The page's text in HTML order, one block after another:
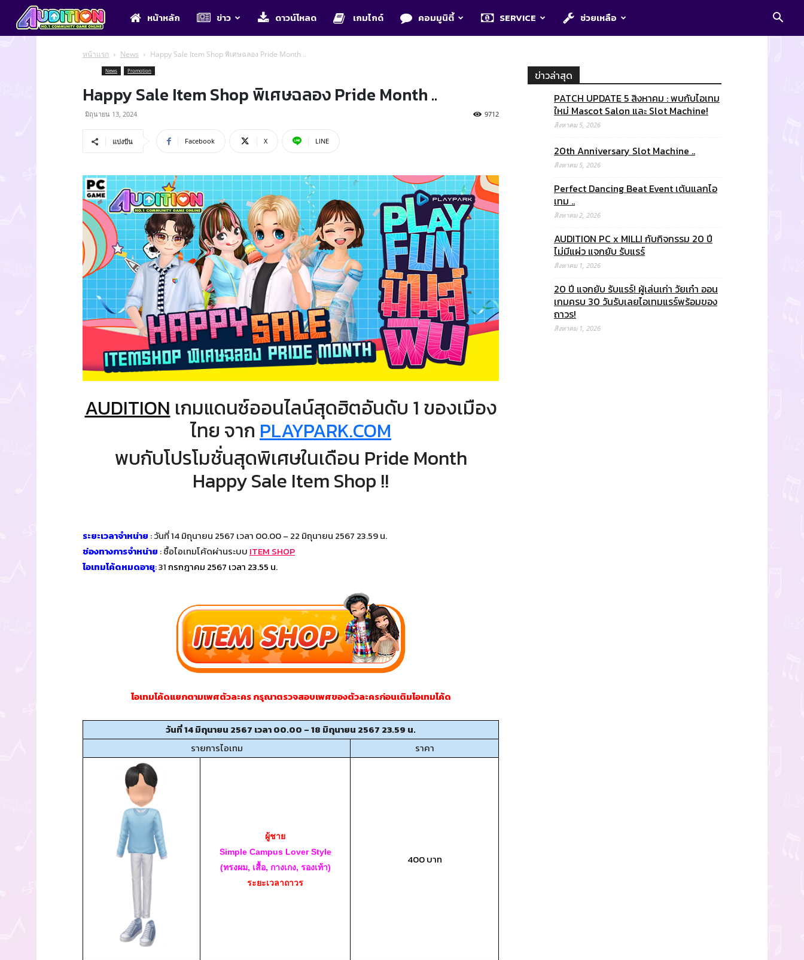
Auditionหน้าหลัก ข่าว ดาวน์โหลด เกมไกด์ คอมมูนิตี้ SERVICE ช่วยเหลือ
หน้าแรก News Happy Sale Item Shop พิเศษฉลอง Pride Month ..
News Promotion
Happy Sale Item Shop พิเศษฉลอง Pride Month ..
มิถุนายน 13, 2024 9712
แบ่งปัน Facebook X LINE
AUDITIONเกมแดนซ์ออนไลน์สุดฮิตอันดับ 1 ของเมือง
ไทย จากPLAYPARK.COM
พบกับโปรโมชั่นสุดพิเศษในเดือน Pride Month
Happy Sale Item Shop !!
ระยะเวลาจำหน่าย : วันที่ 14 มิถุนายน 2567 เวลา 00.00 – 22 มิถุนายน 2567 23.59 น.
ช่องทางการจำหน่าย : ซื้อไอเทมโค้ดผ่านระบบ ITEM SHOP
ไอเทมโค้ดหมดอายุ:31กรกฎาคม 2567 เวลา 23.55 น.
ไอเทมโค้ดแยกตามเพศตัวละคร กรุณาตรวจสอบเพศของตัวละครก่อนเติมไอเทมโค้ด
วันที่ 14 มิถุนายน 2567 เวลา 00.00 – 18 มิถุนายน 2567 23.59 น.
รายการไอเทม
ราคา
ผู้ชาย
Simple Campus Lover Style
(ทรงผม, เสื้อ, กางเกง, รองเท้า)
ระยะเวลาถาวร
400 บาท
ข่าวล่าสุด
PATCH UPDATE 5 สิงหาคม : พบกับไอเทม
ใหม่ Mascot Salon และ Slot Machine!
สิงหาคม 5, 2026
20th Anniversary Slot Machine ..
สิงหาคม 5, 2026
Perfect Dancing Beat Event เต้นแลกไอ
เทม ..
สิงหาคม 2, 2026
AUDITION PC x MILLI กับกิจกรรม 20 ปี
ไม่มีแผ่ว แจกยับ รับแรร์
สิงหาคม 1, 2026
20 ปี แจกยับ รับแรร์! ผู้เล่นเก่า วัยเก๋า ออน
เกมครบ 30 วันรับเลยไอเทมแรร์พร้อมของ
ถาวร!
สิงหาคม 1, 2026